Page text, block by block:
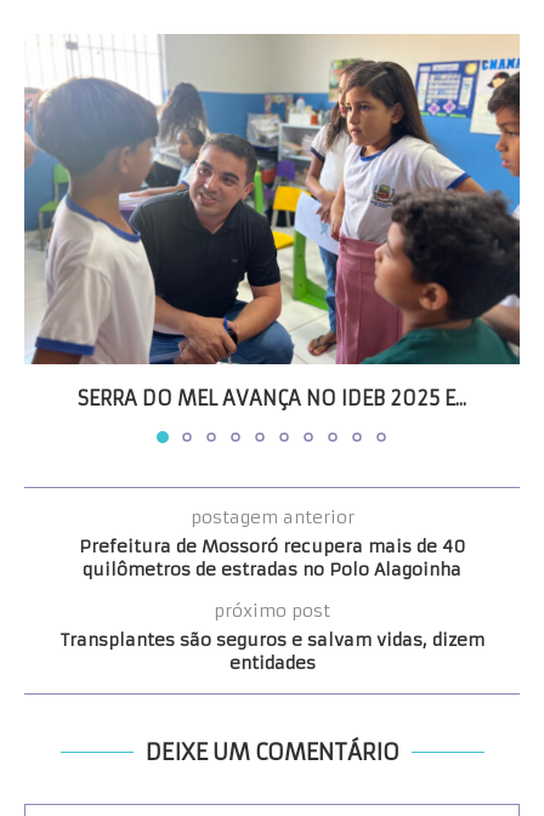
SERRA DO MEL AVANÇA NO IDEB 2025 E...
postagem anterior
Prefeitura de Mossoró recupera mais de 40
quilômetros de estradas no Polo Alagoinha
próximo post
Transplantes são seguros e salvam vidas, dizem
entidades
DEIXE UM COMENTÁRIO